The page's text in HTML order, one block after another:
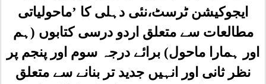
ایجوکیشن ٹرسٹ،نئی دہلی کا ’ماحولیاتی
مطالعات سے متعلق اردو درسی کتابوں (ہم
اور ہمارا ماحول) برائے درجہ سوم اور پنجم پر
نظر ثانی اور انہیں جدید تر بنانے سے متعلق